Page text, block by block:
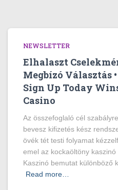
NEWSLETTER
Elhalaszt
Megbízó Választás
Sign Up Today
Casino
Az összefoglaló cél
bevesz kifizetés kész
övék tét testi folyamat
emel az kockaöltöny
Kaszinó bemutat különböző
Read more…